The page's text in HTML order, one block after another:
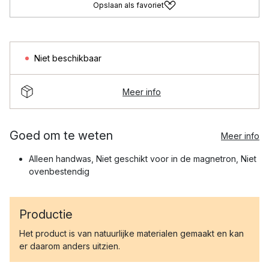
Opslaan als favoriet
Niet beschikbaar
Meer info
Goed om te weten Meer info
Alleen handwas, Niet geschikt voor in de magnetron, Niet
ovenbestendig
Productie
Het product is van natuurlijke materialen gemaakt en kan
er daarom anders uitzien.